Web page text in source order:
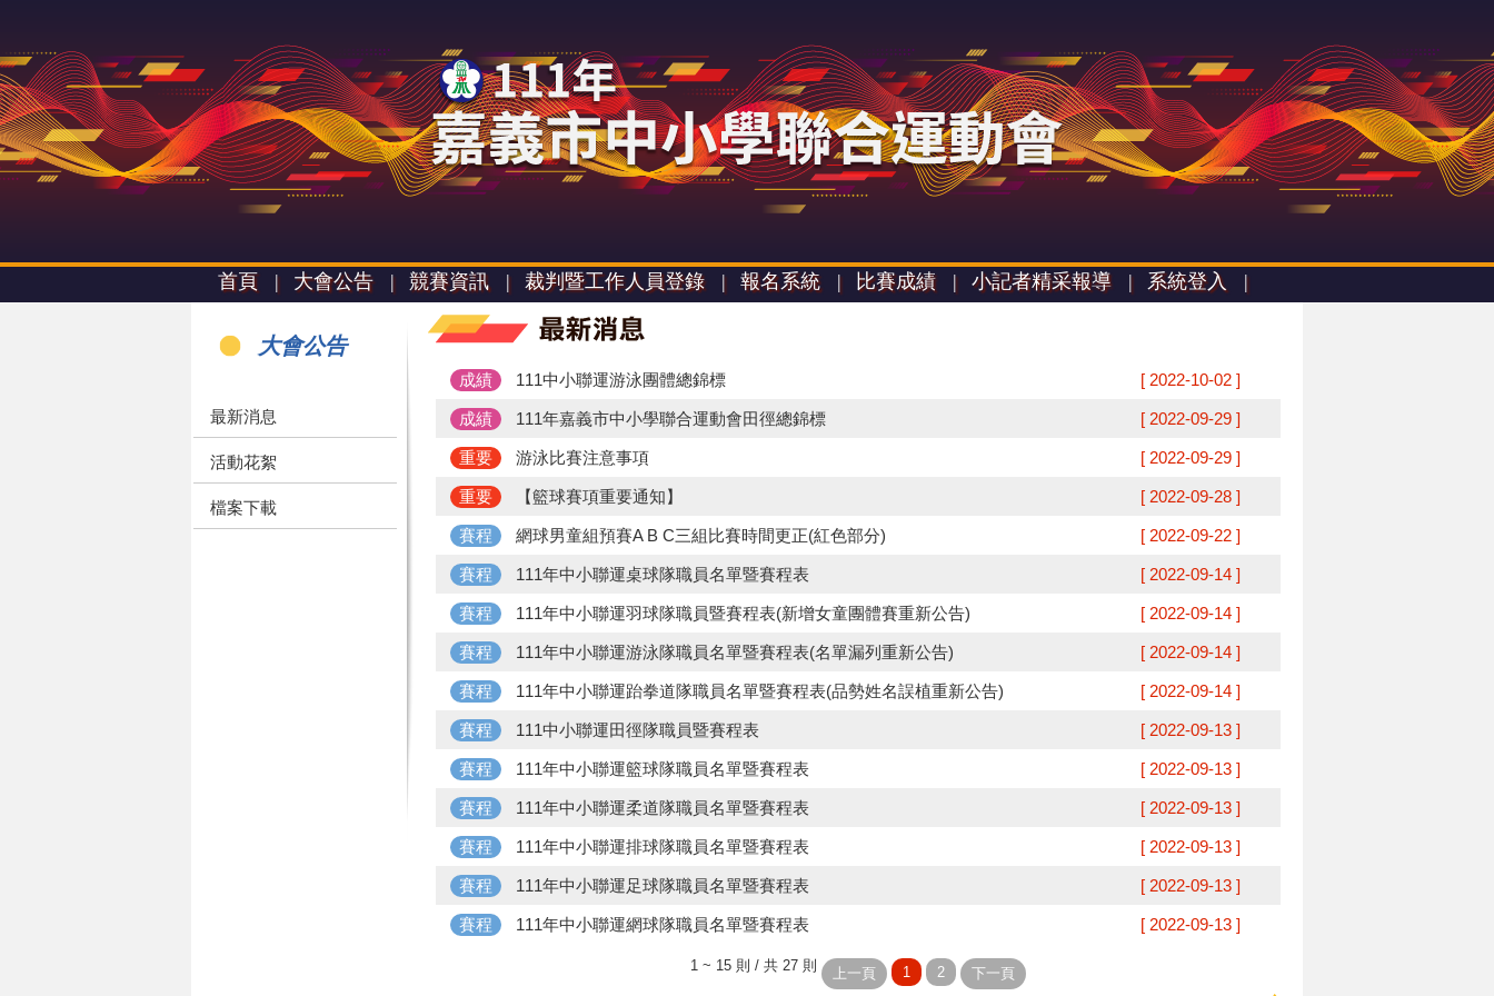
首頁 | 大會公告 | 競賽資訊 | 裁判暨工作人員登錄 | 報名系統 | 比賽成績 | 小記者精采報導 | 系統登入 |
大會公告
最新消息
活動花絮
檔案下載
成績 111中小聯運游泳團體總錦標 [ 2022-10-02 ]
成績 111年嘉義市中小學聯合運動會田徑總錦標 [ 2022-09-29 ]
重要 游泳比賽注意事項 [ 2022-09-29 ]
重要 【籃球賽項重要通知】 [ 2022-09-28 ]
賽程 網球男童組預賽A B C三組比賽時間更正(紅色部分) [ 2022-09-22 ]
賽程 111年中小聯運桌球隊職員名單暨賽程表 [ 2022-09-14 ]
賽程 111年中小聯運羽球隊職員暨賽程表(新增女童團體賽重新公告) [ 2022-09-14 ]
賽程 111年中小聯運游泳隊職員名單暨賽程表(名單漏列重新公告) [ 2022-09-14 ]
賽程 111年中小聯運跆拳道隊職員名單暨賽程表(品勢姓名誤植重新公告) [ 2022-09-14 ]
賽程 111中小聯運田徑隊職員暨賽程表 [ 2022-09-13 ]
賽程 111年中小聯運籃球隊職員名單暨賽程表 [ 2022-09-13 ]
賽程 111年中小聯運柔道隊職員名單暨賽程表 [ 2022-09-13 ]
賽程 111年中小聯運排球隊職員名單暨賽程表 [ 2022-09-13 ]
賽程 111年中小聯運足球隊職員名單暨賽程表 [ 2022-09-13 ]
賽程 111年中小聯運網球隊職員名單暨賽程表 [ 2022-09-13 ]
1 ~ 15 則 / 共 27 則